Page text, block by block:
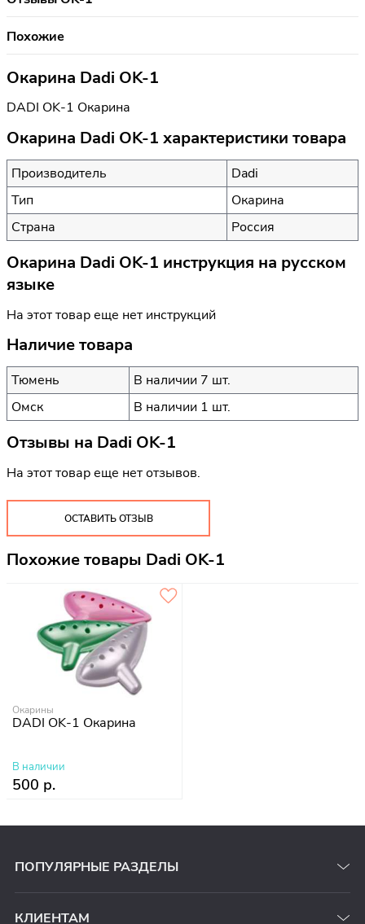
Похожие
Окарина Dadi OK-1
DADI OK-1 Окарина
Окарина Dadi OK-1 характеристики товара
Производитель
Dadi
Тип
Окарина
Страна
Россия
Окарина Dadi OK-1 инструкция на русском
языке
На этот товар еще нет инструкций
Наличие товара
Тюмень
В наличии 7 шт.
Омск
В наличии 1 шт.
Отзывы на Dadi OK-1
На этот товар еще нет отзывов.
ОСТАВИТЬ ОТЗЫВ
Похожие товары Dadi OK-1
Окарины
DADI OK-1 Окарина
В наличии
500 р.
ПОПУЛЯРНЫЕ РАЗДЕЛЫ
КЛИЕНТАМ